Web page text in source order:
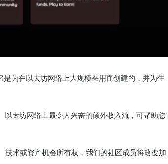
为在以太坊网络上大规模采用而创建的，并为生
以太坊网络上最令人兴奋的额外收入流，可帮助您
术或资产机会所有权，我们的社区成员将改变加